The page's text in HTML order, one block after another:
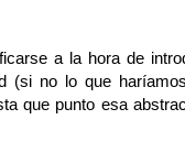
a la hora de
(si no lo que
que punto esa